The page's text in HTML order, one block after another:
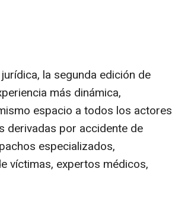
la segunda edición de
más dinámica,
espacio a todos los actores
derivadas por accidente de
especializados,
víctimas, expertos médicos,